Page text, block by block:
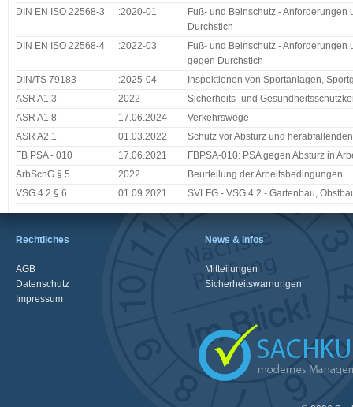
DIN EN ISO 22568-3 :2020-01
Fuß- und Beinschutz -
Durchstich
DIN EN ISO 22568-4
:2022-03
Fuß- und Beinschutz -
gegen Durchstich
DIN/TS 79183
:2025-04
Inspektionen von Sportanlagen,
ASR A1.3
2022
Sicherheits- und
ASR A1.8
17.06.2024
Verkehrswege
ASR A2.1
01.03.2022
Schutz vor Absturz und
FB PSA - 010
17.06.2021
FBPSA-010: PSA gegen Absturz in
ArbSchG § 5
2022
Beurteilung der Arbeitsbedingungen
VSG 4.2 § 6
01.09.2021 SVLFG - VSG 4.2 - Gartenbau,
Rechtliches
AGB
Datenschutz
Impressum
News & Infos
Mitteilungen
Sicherheitswarnungen